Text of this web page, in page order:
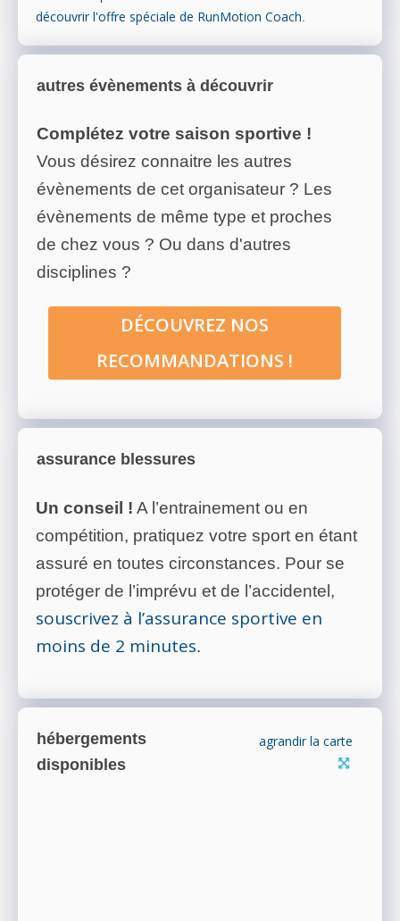
découvrir l'offre spéciale de RunMotion Coach.
autres évènements à découvrir
Complétez votre saison sportive !
Vous désirez connaitre les autres
évènements de cet organisateur ? Les
évènements de même type et proches
de chez vous ? Ou dans d'autres
disciplines ?
DÉCOUVREZ NOS
RECOMMANDATIONS !
assurance blessures
Un conseil ! A l’entrainement ou en
compétition, pratiquez votre sport en étant
assuré en toutes circonstances. Pour se
protéger de l’imprévu et de l’accidentel,
souscrivez à l’assurance sportive en
moins de 2 minutes.
hébergements
disponibles
agrandir la carte